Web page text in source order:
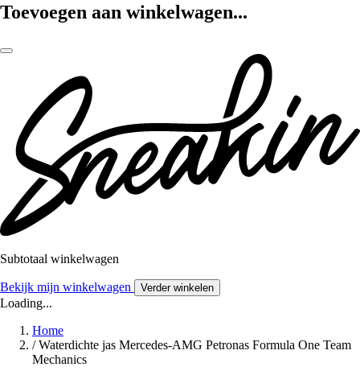
Toevoegen aan winkelwagen...
Subtotaal winkelwagen
Bekijk mijn winkelwagen Verder winkelen
Loading...
Home
/ Waterdichte jas Mercedes-AMG Petronas Formula One Team
Mechanics